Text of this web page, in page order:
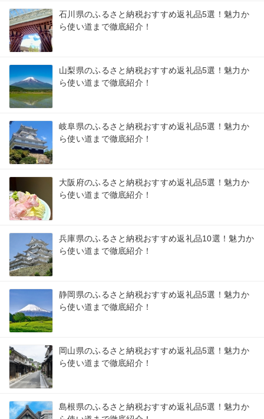
石川県のふるさと納税おすすめ返礼品5選！魅力か
ら使い道まで徹底紹介！
山梨県のふるさと納税おすすめ返礼品5選！魅力か
ら使い道まで徹底紹介！
岐阜県のふるさと納税おすすめ返礼品5選！魅力か
ら使い道まで徹底紹介！
大阪府のふるさと納税おすすめ返礼品5選！魅力か
ら使い道まで徹底紹介！
兵庫県のふるさと納税おすすめ返礼品10選！魅力か
ら使い道まで徹底紹介！
静岡県のふるさと納税おすすめ返礼品5選！魅力か
ら使い道まで徹底紹介！
岡山県のふるさと納税おすすめ返礼品5選！魅力か
ら使い道まで徹底紹介！
島根県のふるさと納税おすすめ返礼品5選！魅力か